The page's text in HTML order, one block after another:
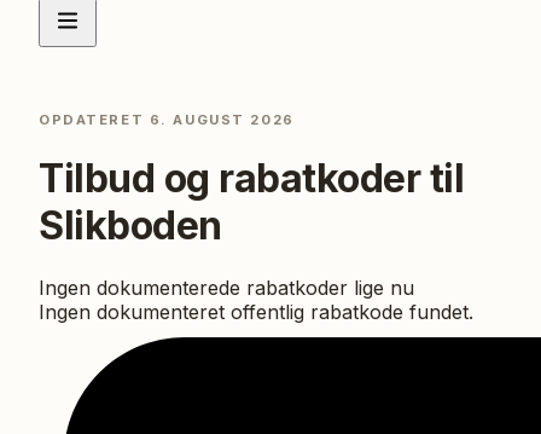
OPDATERET 6. AUGUST 2026
Tilbud og rabatkoder til
Slikboden
Ingen dokumenterede rabatkoder lige nu
Ingen dokumenteret offentlig rabatkode fundet.